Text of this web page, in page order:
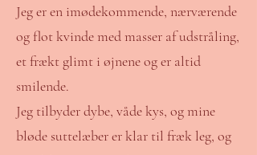
Jeg er en imødekommende, nærværende
og flot kvinde med masser af udstråling,
et frækt glimt i øjnene og er altid
smilende.
Jeg tilbyder dybe, våde kys, og mine
bløde suttelæber er klar til fræk leg, og